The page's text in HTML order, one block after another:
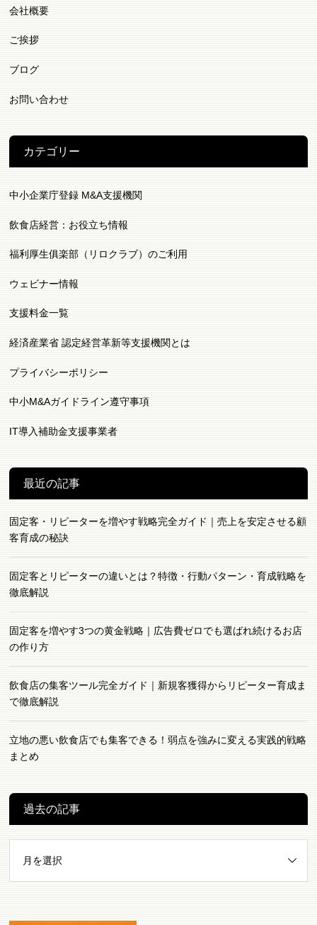
会社概要
ご挨拶
ブログ
お問い合わせ
カテゴリー
中小企業庁登録 M&A支援機関
飲食店経営：お役立ち情報
福利厚生俱楽部（リロクラブ）のご利用
ウェビナー情報
支援料金一覧
経済産業省 認定経営革新等支援機関とは
プライバシーポリシー
中小M&Aガイドライン遵守事項
IT導入補助金支援事業者
最近の記事
固定客・リピーターを増やす戦略完全ガイド｜売上を安定させる顧
客育成の秘訣
固定客とリピーターの違いとは？特徴・行動パターン・育成戦略を
徹底解説
固定客を増やす3つの黄金戦略｜広告費ゼロでも選ばれ続けるお店
の作り方
飲食店の集客ツール完全ガイド｜新規客獲得からリピーター育成ま
で徹底解説
立地の悪い飲食店でも集客できる！弱点を強みに変える実践的戦略
まとめ
過去の記事